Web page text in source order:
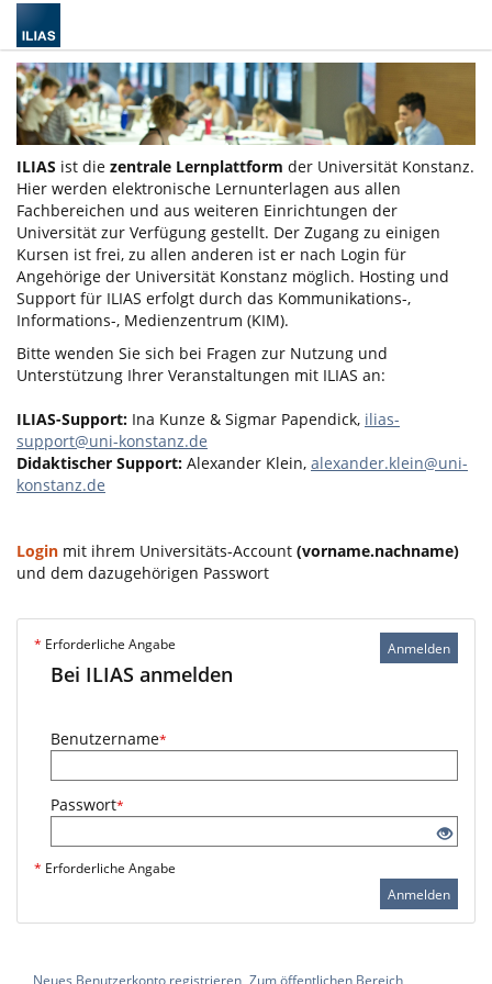
ILIAS ist die zentrale Lernplattform der Universität Konstanz.
Hier werden elektronische Lernunterlagen aus allen
Fachbereichen und aus weiteren Einrichtungen der
Universität zur Verfügung gestellt. Der Zugang zu einigen
Kursen ist frei, zu allen anderen ist er nach Login für
Angehörige der Universität Konstanz möglich. Hosting und
Support für ILIAS erfolgt durch das Kommunikations-,
Informations-, Medienzentrum (KIM).
Bitte wenden Sie sich bei Fragen zur Nutzung und
Unterstützung Ihrer Veranstaltungen mit ILIAS an:
ILIAS-Support: Ina Kunze & Sigmar Papendick, ilias-
support@uni-konstanz.de
Didaktischer Support: Alexander Klein, alexander.klein@uni-
konstanz.de
Login mit ihrem Universitäts-Account (vorname.nachname)
und dem dazugehörigen Passwort
Anmelden
* Erforderliche Angabe
Bei ILIAS anmelden
Benutzername*
Passwort*
* Erforderliche Angabe
Anmelden